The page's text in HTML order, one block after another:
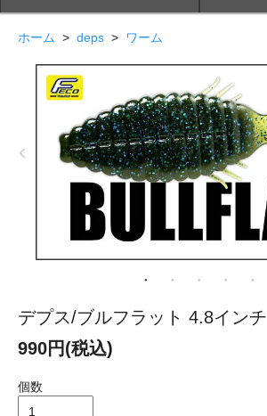
ホーム > deps > ワーム
デプス/ブルフラット 4.8インチ
990円(税込)
個数